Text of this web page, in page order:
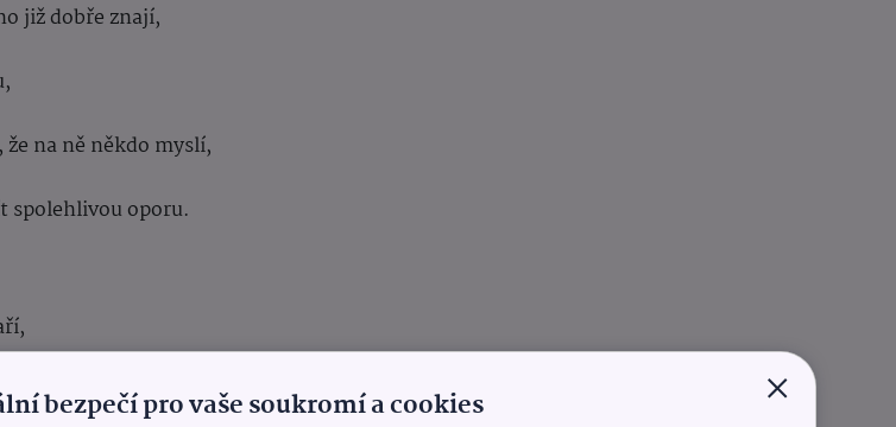
již dobře znají,
na ně někdo myslí,
spolehlivou oporu.
×
bezpečí pro vaše soukromí a cookies